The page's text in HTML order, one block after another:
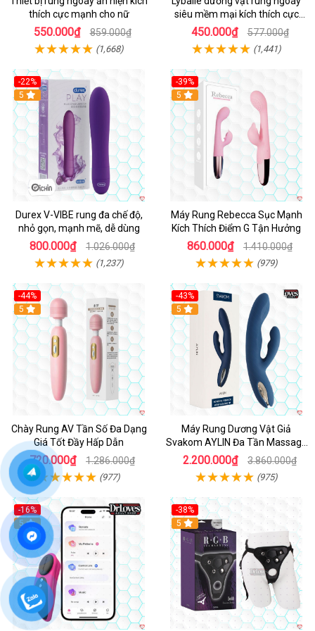
thích cực mạnh cho nữ
550.000₫ 859.000₫
(1,668)
siêu mềm mại kích thích cực
mạnh
450.000₫ 577.000₫
(1,441)
-22%
Hot
5
Durex V-VIBE rung đa chế độ,
nhỏ gọn, mạnh mẽ, dễ dùng
800.000₫ 1.026.000₫
(1,237)
-39%
Hot
5
Máy Rung Rebecca Sục Mạnh
Kích Thích Điểm G Tận Hưởng
860.000₫ 1.410.000₫
(979)
-44%
Hot
5
Chày Rung AV Tần Số Đa Dạng
Giá Tốt Đầy Hấp Dẫn
720.000₫ 1.286.000₫
(977)
-43%
Hot
5
Máy Rung Dương Vật Giả
Svakom AYLIN Đa Tần Massage
Sướng
2.200.000₫ 3.860.000₫
(975)
-16%
Hot
5
-38%
Hot
5